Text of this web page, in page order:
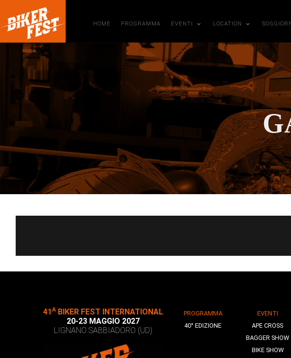
HOME PROGRAMMA EVENTI LOCATION
41 ABIKER FEST INTERNATIONAL
20-23 MAGGIO 2027
LIGNANO SABBIADORO (UD)
PROGRAMMA
40° EDIZIONE
EVENTI
APE CROSS
BAGGER SHOW
BIKE SHOW